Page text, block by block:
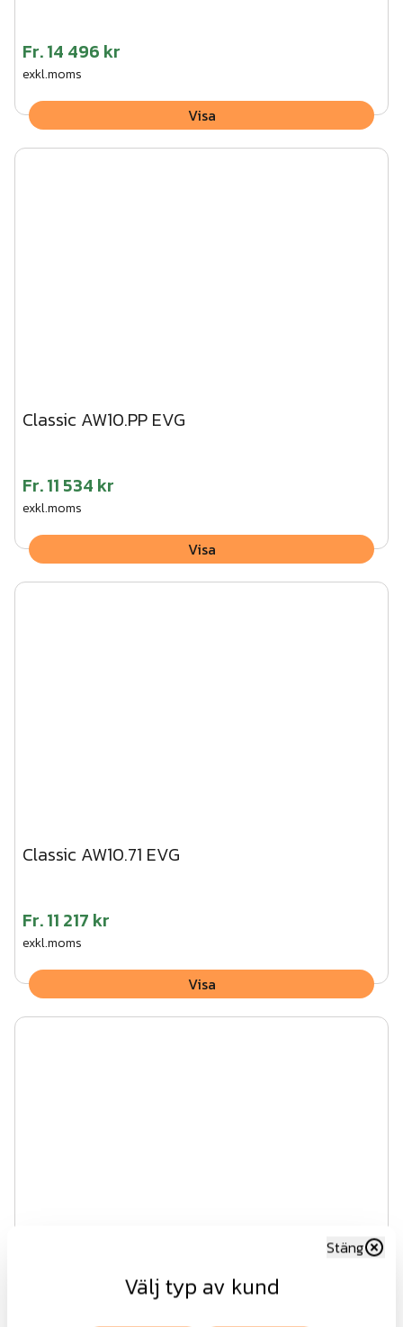
Fr.14 496 kr
exkl.moms
Visa
Classic AW10.PP EVG
Fr.11 534 kr
exkl.moms
Visa
Classic AW10.71 EVG
Fr.11 217 kr
exkl.moms
Visa
Lux AW10.58 EVGVälj typ av kund
Stäng